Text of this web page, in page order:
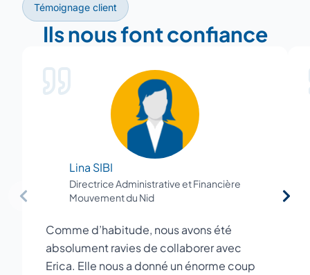
Témoignage client
Ils nous font confiance
Lina SIBI
Directrice Administrative et Financière
Mouvement du Nid
Comme d’habitude, nous avons été
absolument ravies de collaborer avec
Erica. Elle nous a donné un énorme coup